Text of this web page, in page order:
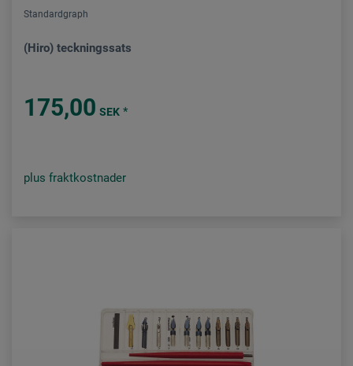
Standardgraph
(Hiro) teckningssats
175,00 SEK *
plus fraktkostnader